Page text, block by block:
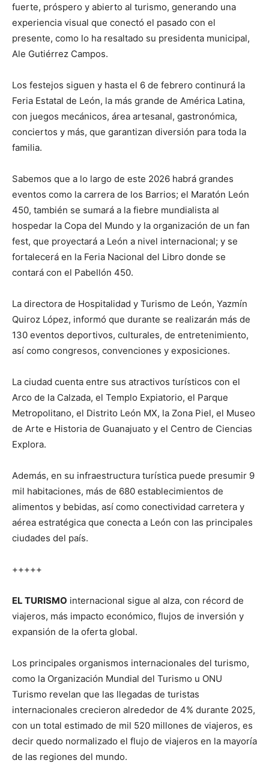
fuerte, próspero y abierto al turismo, generando una
experiencia visual que conectó el pasado con el
presente, como lo ha resaltado su presidenta municipal,
Ale Gutiérrez Campos.
Los festejos siguen y hasta el 6 de febrero continurá la
Feria Estatal de León, la más grande de América Latina,
con juegos mecánicos, área artesanal, gastronómica,
conciertos y más, que garantizan diversión para toda la
familia.
Sabemos que a lo largo de este 2026 habrá grandes
eventos como la carrera de los Barrios; el Maratón León
450, también se sumará a la fiebre mundialista al
hospedar la Copa del Mundo y la organización de un fan
fest, que proyectará a León a nivel internacional; y se
fortalecerá en la Feria Nacional del Libro donde se
contará con el Pabellón 450.
La directora de Hospitalidad y Turismo de León, Yazmín
Quiroz López, informó que durante se realizarán más de
130 eventos deportivos, culturales, de entretenimiento,
así como congresos, convenciones y exposiciones.
La ciudad cuenta entre sus atractivos turísticos con el
Arco de la Calzada, el Templo Expiatorio, el Parque
Metropolitano, el Distrito León MX, la Zona Piel, el Museo
de Arte e Historia de Guanajuato y el Centro de Ciencias
Explora.
Además, en su infraestructura turística puede presumir 9
mil habitaciones, más de 680 establecimientos de
alimentos y bebidas, así como conectividad carretera y
aérea estratégica que conecta a León con las principales
ciudades del país.
+++++
EL TURISMO internacional sigue al alza, con récord de
viajeros, más impacto económico, flujos de inversión y
expansión de la oferta global.
Los principales organismos internacionales del turismo,
como la Organización Mundial del Turismo u ONU
Turismo revelan que las llegadas de turistas
internacionales crecieron alrededor de 4% durante 2025,
con un total estimado de mil 520 millones de viajeros, es
decir quedo normalizado el flujo de viajeros en la mayoría
de las regiones del mundo.